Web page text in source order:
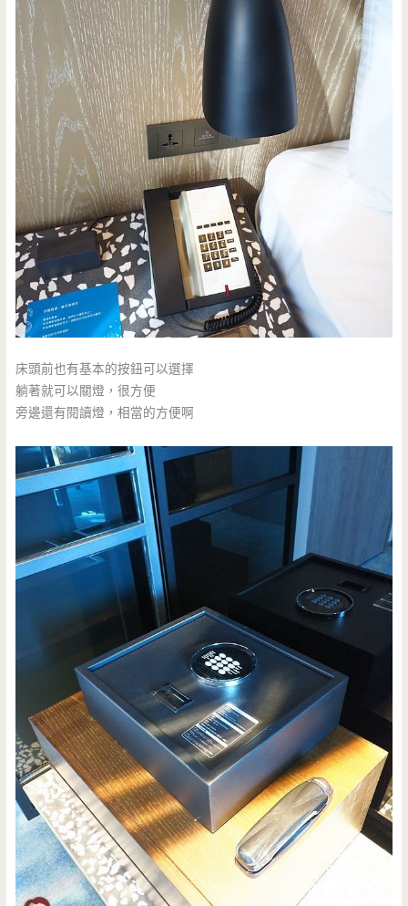
床頭前也有基本的按鈕可以選擇
躺著就可以關燈，很方便
旁邊還有閱讀燈，相當的方便啊